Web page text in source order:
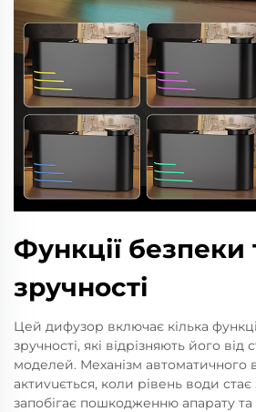
Функції безпеки
зручності
Цей дифузор включає кілька
зручності, які відрізняють його від
моделей. Механізм автоматичного
актиvuється, коли рівень води
запобігає пошкодженню апарату та